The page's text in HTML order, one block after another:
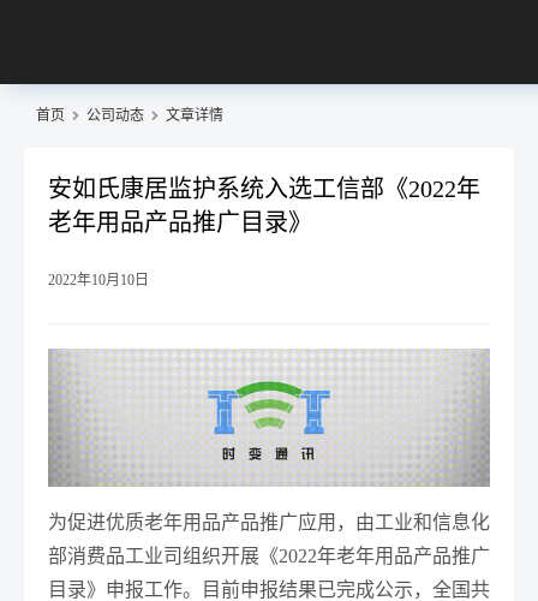
首页 公司动态 文章详情
安如氏康居监护系统入选工信部《2022年
老年用品产品推广目录》
2022年10月10日
为促进优质老年用品产品推广应用，由工业和信息化
部消费品工业司组织开展《2022年老年用品产品推广
目录》申报工作。目前申报结果已完成公示，全国共